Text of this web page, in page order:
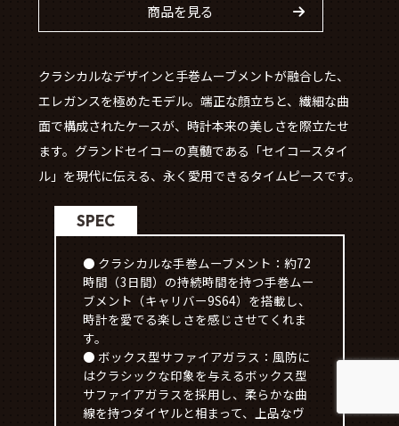
商品を見る
クラシカルなデザインと手巻ムーブメントが融合した、
エレガンスを極めたモデル。端正な顔立ちと、繊細な曲
面で構成されたケースが、時計本来の美しさを際立たせ
ます。グランドセイコーの真髄である「セイコースタイ
ル」を現代に伝える、永く愛用できるタイムピースです。
SPEC
● クラシカルな手巻ムーブメント：約72
時間（3日間）の持続時間を持つ手巻ムー
ブメント（キャリバー9S64）を搭載し、
時計を愛でる楽しさを感じさせてくれま
す。
● ボックス型サファイアガラス：風防に
はクラシックな印象を与えるボックス型
サファイアガラスを採用し、柔らかな曲
線を持つダイヤルと相まって、上品なヴ